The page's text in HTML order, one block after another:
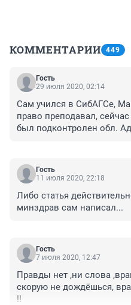
КОММЕНТАРИИ 449
Гость
29 июля 2020, 02:14
Сам учился в СибАГСе,
право преподавал,
был подконтролен обл.
мозги людям.
управлении страной не
комплиментами!
Гость
11 июля 2020, 22:18
Либо статья
минздрав сам написал...
Гость
7 июля 2020, 12:47
Правды нет ,ни слова
скорую не дождёшься,
!!